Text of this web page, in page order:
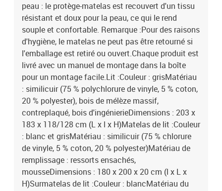
peau : le protège-matelas est recouvert d'un tissu
résistant et doux pour la peau, ce qui le rend
souple et confortable. Remarque :Pour des raisons
d'hygiène, le matelas ne peut pas être retourné si
l'emballage est retiré ou ouvert.Chaque produit est
livré avec un manuel de montage dans la boîte
pour un montage facile.Lit :Couleur : grisMatériau
: similicuir (75 % polychlorure de vinyle, 5 % coton,
20 % polyester), bois de mélèze massif,
contreplaqué, bois d'ingénierieDimensions : 203 x
183 x 118/128 cm (L x l x H)Matelas de lit :Couleur
: blanc et grisMatériau : similicuir (75 % chlorure
de vinyle, 5 % coton, 20 % polyester)Matériau de
remplissage : ressorts ensachés,
mousseDimensions : 180 x 200 x 20 cm (l x L x
H)Surmatelas de lit :Couleur : blancMatériau du